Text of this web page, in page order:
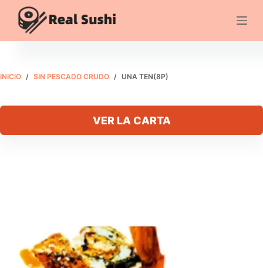
contenido
Una ten(8P)
10.95
Añadir al carrito
INICIO / SIN PESCADO CRUDO / UNA TEN(8P)
VER LA CARTA